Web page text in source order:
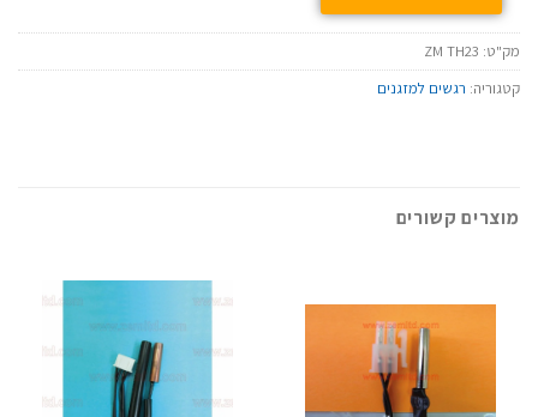
מק"ט: ZM TH23
קטגוריה: רגשים למזגנים
מוצרים קשורים